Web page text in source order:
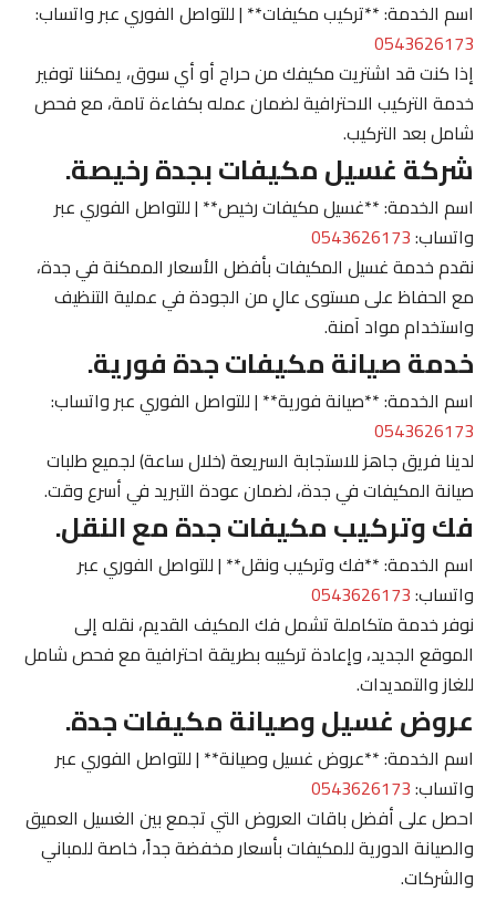
اسم الخدمة: **تركيب مكيفات** | للتواصل الفوري عبر واتساب:
0543626173
إذا كنت قد اشتريت مكيفك من حراج أو أي سوق، يمكننا توفير
خدمة التركيب الاحترافية لضمان عمله بكفاءة تامة، مع فحص
شامل بعد التركيب.
شركة غسيل مكيفات بجدة رخيصة.
اسم الخدمة: **غسيل مكيفات رخيص** | للتواصل الفوري عبر
واتساب:0543626173
نقدم خدمة غسيل المكيفات بأفضل الأسعار الممكنة في جدة،
مع الحفاظ على مستوى عالٍ من الجودة في عملية التنظيف
واستخدام مواد آمنة.
خدمة صيانة مكيفات جدة فورية.
اسم الخدمة: **صيانة فورية** | للتواصل الفوري عبر واتساب:
0543626173
لدينا فريق جاهز للاستجابة السريعة (خلال ساعة) لجميع طلبات
صيانة المكيفات في جدة، لضمان عودة التبريد في أسرع وقت.
فك وتركيب مكيفات جدة مع النقل.
اسم الخدمة: **فك وتركيب ونقل** | للتواصل الفوري عبر
واتساب:0543626173
نوفر خدمة متكاملة تشمل فك المكيف القديم، نقله إلى
الموقع الجديد، وإعادة تركيبه بطريقة احترافية مع فحص شامل
للغاز والتمديدات.
عروض غسيل وصيانة مكيفات جدة.
اسم الخدمة: **عروض غسيل وصيانة** | للتواصل الفوري عبر
واتساب:0543626173
احصل على أفضل باقات العروض التي تجمع بين الغسيل العميق
والصيانة الدورية للمكيفات بأسعار مخفضة جداً، خاصة للمباني
والشركات.